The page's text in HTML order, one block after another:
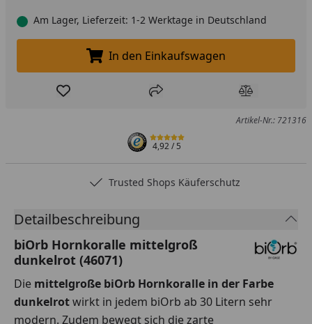
Am Lager, Lieferzeit: 1-2 Werktage in Deutschland
In den Einkaufswagen legen
In den Einkaufswagen
Produkt zur Wunschliste hinzufügen
Teilen Produkt
Artikel-Nr.: 721316
4,92/ 5
Trusted Shops Käuferschutz
Detailbeschreibung
biOrb Hornkoralle mittelgroß
dunkelrot (46071)
Die mittelgroße biOrb Hornkoralle in der Farbe
dunkelrotwirkt in jedem biOrb ab 30 Litern sehr
modern. Zudem bewegt sich die zarte